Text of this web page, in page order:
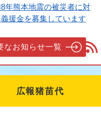
年熊本地震の被災者に対
援金を募集しています
なお知らせ一覧
広報猪苗代